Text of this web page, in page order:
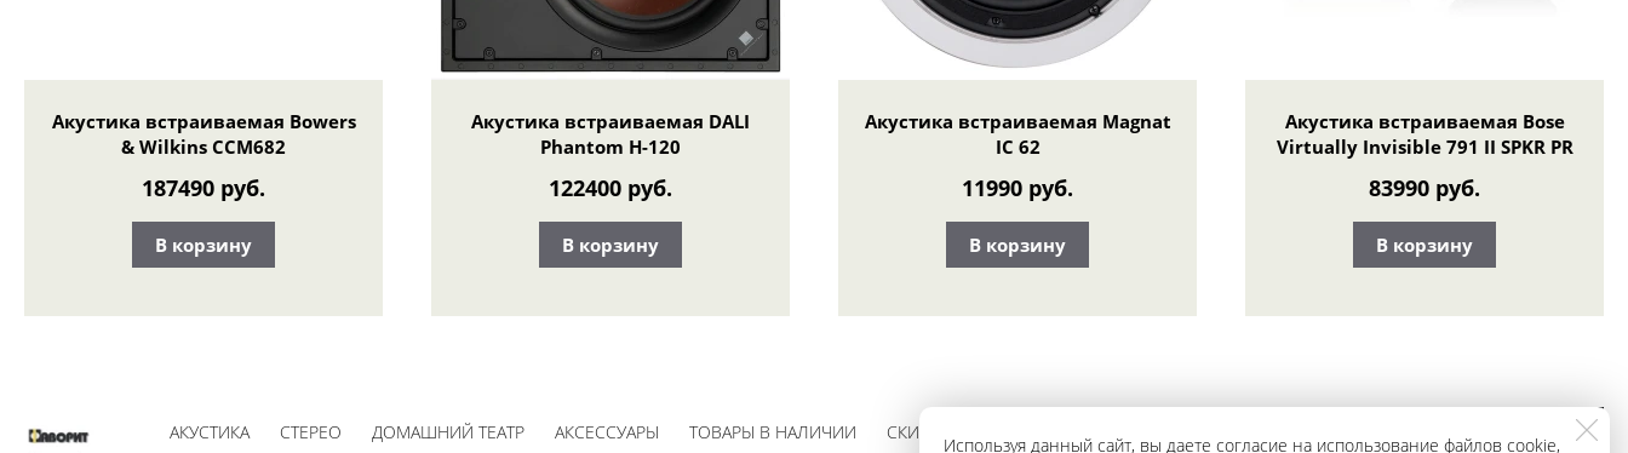
Акустика встраиваемая Bowers
& Wilkins CCM682
187490 руб.
В корзину
Акустика встраиваемая DALI
Phantom H-120
122400 руб.
В корзину
Акустика встраиваемая Magnat
IC 62
11990 руб.
В корзину
Акустика встраиваемая Bose
Virtually Invisible 791 II SPKR PR
83990 руб.
В корзину
Используя данный сайт, вы даете согласие на использование файлов cookie,
АКУСТИКА СТЕРЕО ДОМАШНИЙ ТЕАТР АКСЕССУАРЫ ТОВАРЫ В НАЛИЧИИ
СКИДКИ
+79965943296
ЗАКАЗАТЬ